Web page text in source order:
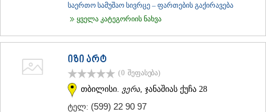
საერთო სამუშაო სივრცე – ფართების გაქირავება
ყველა კატეგორიის ნახვა
იზი არტ
(0 შეფასება)
თბილისი. ვერა , ჯანაშიას ქუჩა 28
ტელ: (599) 22 90 97